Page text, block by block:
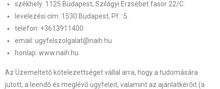
székhely: 1125 Budapest, Szilágyi Erzsébet fasor 22/C.
levelezési cím: 1530 Budapest, Pf.: 5.
telefon: +3613911400
email: ugyfelszolgalat@naih.hu
honlap: www.naih.hu
Az Üzemeltető kötelezettséget vállal arra, hogy a tudomására
jutott, a leendő és meglévő ügyfeleit, valamint az ajánlatkérőit (a